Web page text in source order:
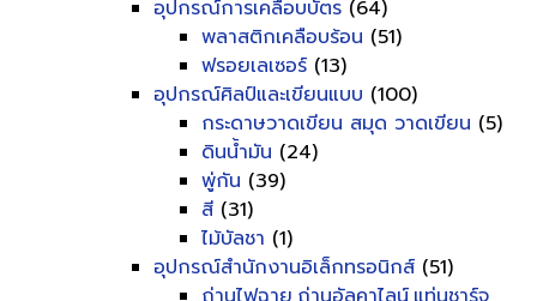
อุปกรณ์การเคลือบบัตร (64)
พลาสติกเคลือบร้อน (51)
ฟรอยเลเซอร์ (13)
อุปกรณ์ศิลป์และเขียนแบบ (100)
กระดาษวาดเขียน สมุด วาดเขียน (5)
ดินน้ำมัน (24)
พู่กัน (39)
สี (31)
ไม้บัลชา (1)
อุปกรณ์สำนักงานอิเล็กทรอนิกส์ (51)